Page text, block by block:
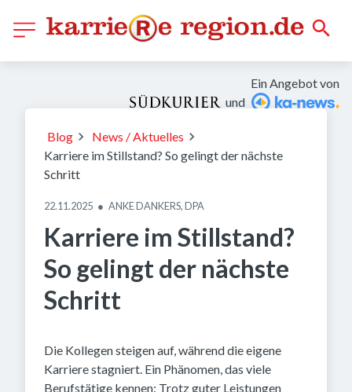
Ein Angebot von
und
peopleimages.com - stock.adobe.com
Blog
News / Aktuelles
Karriere im Stillstand? So gelingt der nächste
Schritt
22.11.2025 ● ANKE DANKERS, DPA
Karriere im Stillstand?
So gelingt der nächste
Schritt
Die Kollegen steigen auf, während die eigene
Karriere stagniert. Ein Phänomen, das viele
Berufstätige kennen: Trotz guter Leistungen